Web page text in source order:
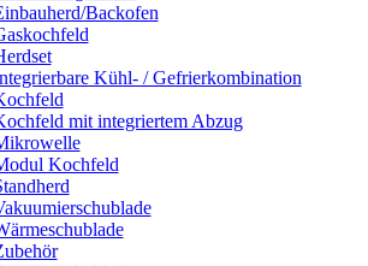
Backofen
Kühl- / Gefrierkombination
mit integriertem Abzug
Kochfeld